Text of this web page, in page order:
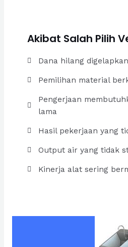
Akibat Salah Pilih
Dana hilang digelapkan
Pemilihan material
Pengerjaan
lama
Hasil pekerjaan yang
Output air yang tidak
Kinerja alat sering